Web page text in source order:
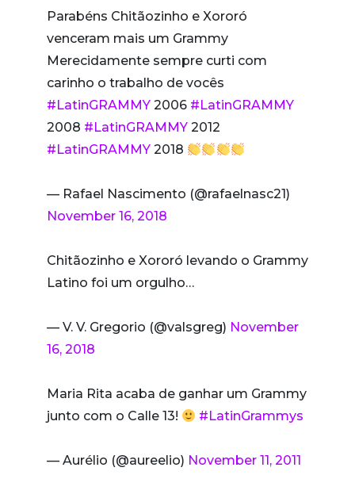
Parabéns Chitãozinho e Xororó
venceram mais um Grammy
Merecidamente sempre curti com
carinho o trabalho de vocês
#LatinGRAMMY 2006 #LatinGRAMMY
2008 #LatinGRAMMY 2012
#LatinGRAMMY 2018
— Rafael Nascimento (@rafaelnasc21)
November 16, 2018
Chitãozinho e Xororó levando o Grammy
Latino foi um orgulho…
— V. V. Gregorio (@valsgreg) November
16, 2018
Maria Rita acaba de ganhar um Grammy
junto com o Calle 13!
#LatinGrammys
— Aurélio (@aureelio) November 11, 2011